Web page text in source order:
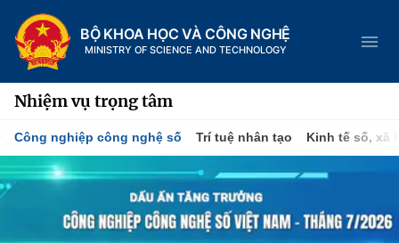
BỘ KHOA HỌC VÀ CÔNG NGHỆ
MINISTRY OF SCIENCE AND TECHNOLOGY
Danh mục
Trang chủ
Nhiệm vụ trọng tâm
Công nghiệp công nghệ số Trí tuệ nhân tạo Kinh tế số, xã